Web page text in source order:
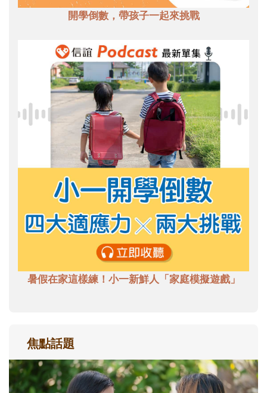
開學倒數，帶孩子一起來挑戰
暑假在家這樣練！小一新鮮人「家庭模擬遊戲」
焦點話題